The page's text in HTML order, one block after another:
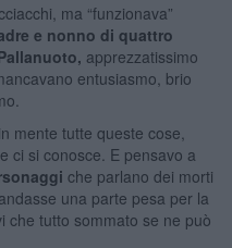
ma “funzionava”
e nonno di quattro
apprezzatissimo
entusiasmo, brio
mente tutte queste cose,
ci si conosce. E pensavo a
che parlano dei morti
una parte pesa per la
che tutto sommato se ne può